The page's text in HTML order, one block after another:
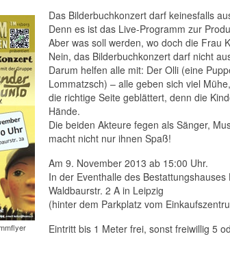
Das Bilderbuchkonzert darf keinesfalls
Denn es ist das Live-Programm zur
Aber was soll werden, wo doch die Frau
Nein, das Bilderbuchkonzert darf nicht
Darum helfen alle mit: Der Olli (eine
Lommatzsch) – alle geben sich viel
die richtige Seite geblättert, denn die
Hände.
Die beiden Akteure fegen als Sänger,
macht nicht nur ihnen Spaß!
Am 9. November 2013 ab 15:00 Uhr.
In der Eventhalle des Bestattungshauses
Waldbaurstr. 2 A in Leipzig
(hinter dem Parkplatz vom
Eintritt bis 1 Meter frei, sonst freiwillig 5